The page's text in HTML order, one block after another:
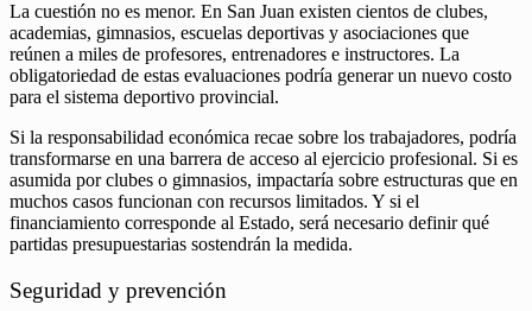
La cuestión no es menor. En San Juan existen cientos de clubes,
academias, gimnasios, escuelas deportivas y asociaciones que
reúnen a miles de profesores, entrenadores e instructores. La
obligatoriedad de estas evaluaciones podría generar un nuevo costo
para el sistema deportivo provincial.
Si la responsabilidad económica recae sobre los trabajadores, podría
transformarse en una barrera de acceso al ejercicio profesional. Si es
asumida por clubes o gimnasios, impactaría sobre estructuras que en
muchos casos funcionan con recursos limitados. Y si el
financiamiento corresponde al Estado, será necesario definir qué
partidas presupuestarias sostendrán la medida.
Seguridad y prevención